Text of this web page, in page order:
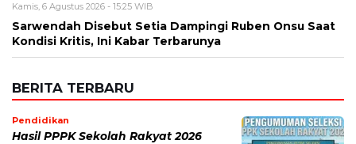
Kamis, 6 Agustus 2026 - 15:25 WIB
Sarwendah Disebut Setia Dampingi Ruben Onsu Saat
Kondisi Kritis, Ini Kabar Terbarunya
BERITA TERBARU
Pendidikan
Hasil PPPK Sekolah Rakyat 2026